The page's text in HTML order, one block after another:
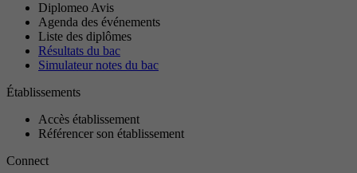
Diplomeo Avis
Agenda des événements
Liste des diplômes
Résultats du bac
Simulateur notes du bac
Établissements
Accès établissement
Référencer son établissement
Connect